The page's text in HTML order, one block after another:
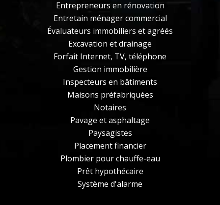
Entrepreneurs en rénovation
Entretain ménager commercial
Évaluateurs immobiliers et agréés
Excavation et drainage
Forfait Internet, TV, téléphone
Gestion immobilière
Inspecteurs en bâtiments
Maisons préfabriquées
Notaires
Pavage et asphaltage
Paysagistes
Placement financier
Plombier pour chauffe-eau
Prêt hypothécaire
Système d'alarme